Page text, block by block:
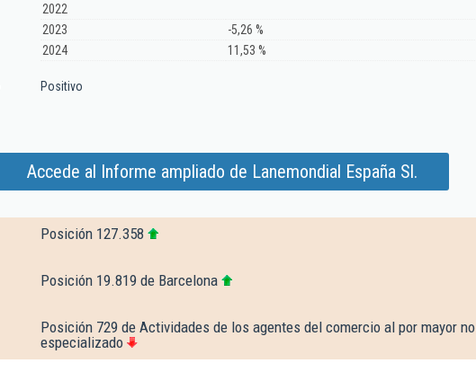
2022
2023
-5,26 %
2024
11,53 %
Positivo
Accede al Informe ampliado de Lanemondial España Sl.
Posición 127.358
Posición 19.819 de Barcelona
Posición 729 de Actividades de los agentes del comercio al por mayor no
especializado